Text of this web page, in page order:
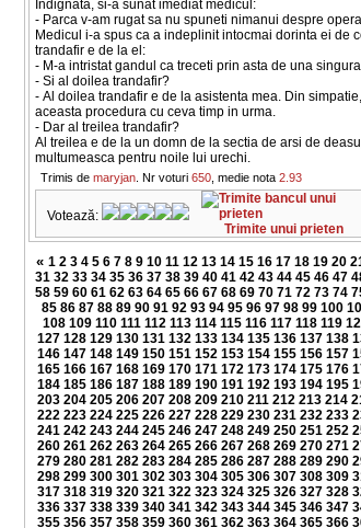
Indignata, si-a sunat imediat medicul:
- Parca v-am rugat sa nu spuneti nimanui despre
Medicul i-a spus ca a indeplinit intocmai dorinta ei de
trandafir e de la el:
- M-a intristat gandul ca treceti prin asta de una
- Si al doilea trandafir?
- Al doilea trandafir e de la asistenta mea. Din
aceasta procedura cu ceva timp in urma.
- Dar al treilea trandafir?
Al treilea e de la un domn de la sectia de arsi de
multumeasca pentru noile lui urechi.
Trimis de maryjan. Nr voturi 650, medie nota 2.93
Votează:
Trimite unui prieten
« 1 2 3 4 5 6 7 8 9 10 11 12 13 14 15 16 17 18 19 20
31 32 33 34 35 36 37 38 39 40 41 42 43 44 45 46 47
58 59 60 61 62 63 64 65 66 67 68 69 70 71 72 73 74
85 86 87 88 89 90 91 92 93 94 95 96 97 98 99 100
108 109 110 111 112 113 114 115 116 117 118 119
127 128 129 130 131 132 133 134 135 136 137 138
146 147 148 149 150 151 152 153 154 155 156 157
165 166 167 168 169 170 171 172 173 174 175 176
184 185 186 187 188 189 190 191 192 193 194 195
203 204 205 206 207 208 209 210 211 212 213 214
222 223 224 225 226 227 228 229 230 231 232 233
241 242 243 244 245 246 247 248 249 250 251 252
260 261 262 263 264 265 266 267 268 269 270 271
279 280 281 282 283 284 285 286 287 288 289 290
298 299 300 301 302 303 304 305 306 307 308 309
317 318 319 320 321 322 323 324 325 326 327 328
336 337 338 339 340 341 342 343 344 345 346 347
355 356 357 358 359 360 361 362 363 364 365 366